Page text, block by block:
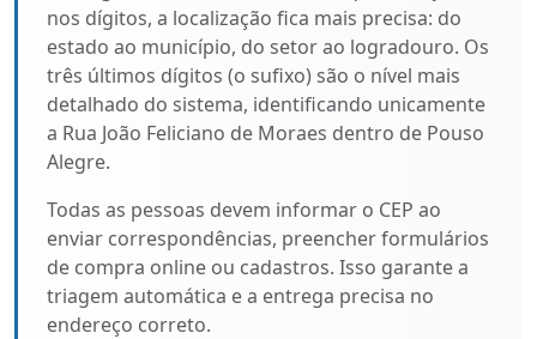
nos dígitos, a localização fica mais precisa: do
estado ao município, do setor ao logradouro. Os
três últimos dígitos (o sufixo) são o nível mais
detalhado do sistema, identificando unicamente
a Rua João Feliciano de Moraes dentro de Pouso
Alegre.
Todas as pessoas devem informar o CEP ao
enviar correspondências, preencher formulários
de compra online ou cadastros. Isso garante a
triagem automática e a entrega precisa no
endereço correto.